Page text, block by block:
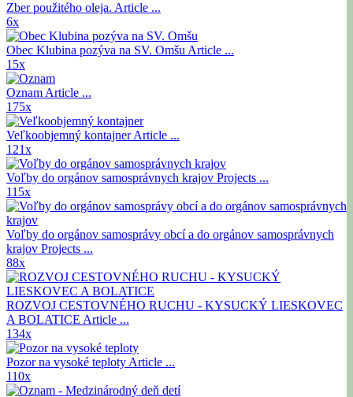
Zber použitého oleja. Article ...
6x
Obec Klubina pozýva na SV. Omšu Article ...
15x
Oznam Article ...
175x
Veľkoobjemný kontajnerArticle ...
121x
Voľby do orgánov samosprávnych krajov Projects ...
115x
Voľby do orgánov samosprávy obcí a do orgánov samosprávnych
krajov Projects ...
88x
ROZVOJ CESTOVNÉHO RUCHU - KYSUCKÝ LIESKOVEC
A BOLATICE Article ...
134x
Pozor na vysoké teploty Article ...
110x